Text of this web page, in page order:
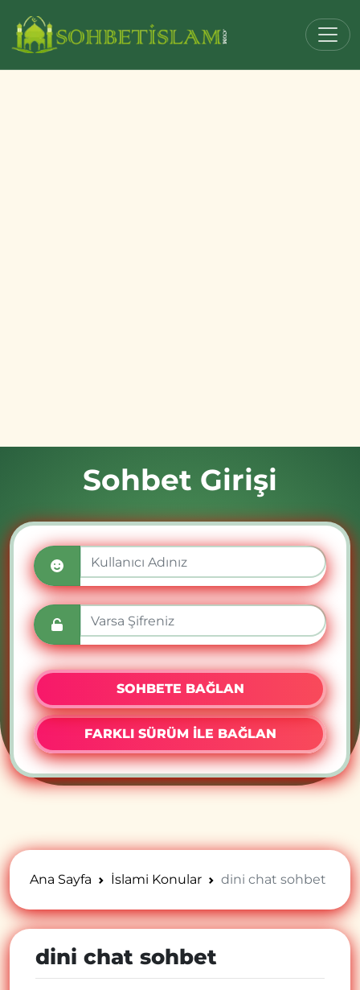
Sohbet Girişi
SOHBETE BAĞLAN
FARKLI SÜRÜM İLE BAĞLAN
Ana Sayfa İslami Konular dini chat sohbet
dini chat sohbet